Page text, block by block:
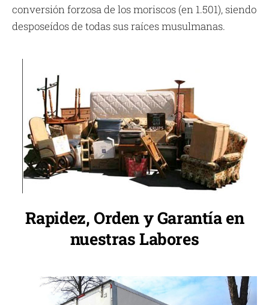
conversión forzosa de los moriscos (en 1.501), siendo
desposeídos de todas sus raíces musulmanas.
Rapidez, Orden y Garantía en
nuestras Labores